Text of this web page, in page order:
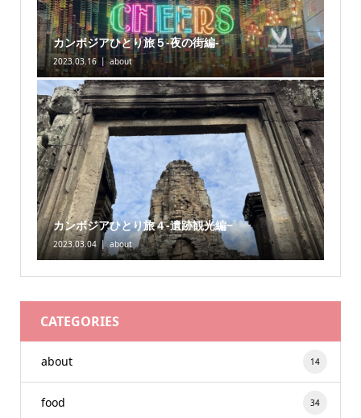
カンボジアひとり旅５-夜の街編-
2023.03.16 about
カンボジアひとり旅４-遺跡観光編−
2023.03.04 about
CATEGORIES
about 14
food 34